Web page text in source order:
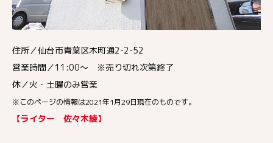
住所／仙台市青葉区木町通2-2-52
営業時間／11:00～ ※売り切れ次第終了
休／火・土曜のみ営業
※このページの情報は2021年1月29日現在のものです。
【ライター 佐々木綾】